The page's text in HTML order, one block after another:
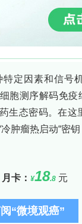
适配体与
DNA聚合
，依据4-
度Pb2+ 标准
用性。
（检
适配体与
RCA发生，
催化保